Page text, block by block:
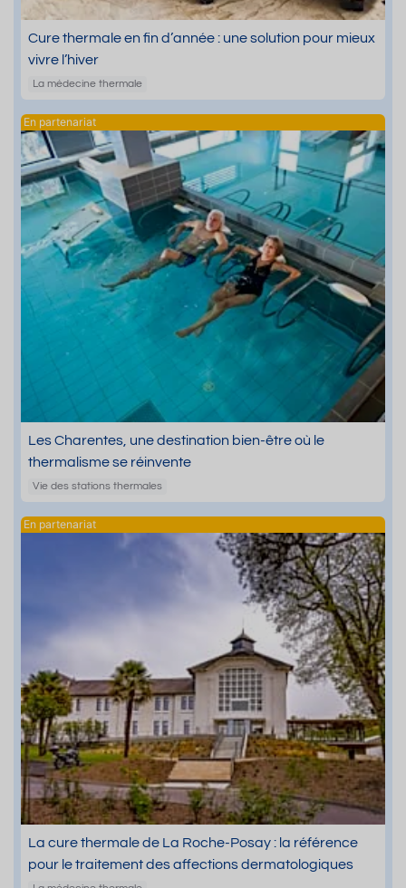
Cure thermale en fin d’année : une solution pour mieux
vivre l’hiver
La médecine thermale
Les Charentes, une destination bien-être où le
thermalisme se réinvente
Vie des stations thermales
La cure thermale de La Roche-Posay : la référence
pour le traitement des affections dermatologiques